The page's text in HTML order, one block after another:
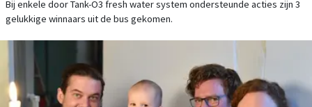
Bij enkele door Tank-O3 fresh water system ondersteunde acties zijn 3
gelukkige winnaars uit de bus gekomen.